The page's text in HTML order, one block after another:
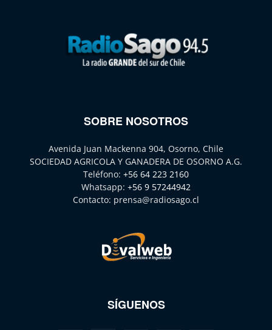
SOBRE NOSOTROS
Avenida Juan Mackenna 904, Osorno, Chile
SOCIEDAD AGRICOLA Y GANADERA DE OSORNO A.G.
Teléfono: +56 64 223 2160
Whatsapp: +56 9 57244942
Contacto: prensa@radiosago.cl
SÍGUENOS